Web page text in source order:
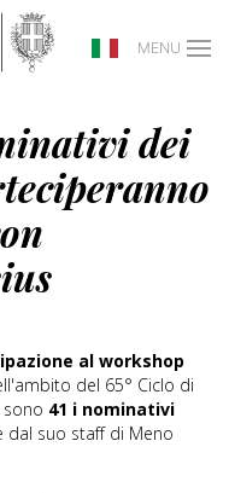
MENU
dei
al workshop
del 65° Ciclo di
sono 41 i nominativi
dal suo staff di Meno